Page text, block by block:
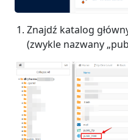
Znajdź katalog
(zwykle nazwany